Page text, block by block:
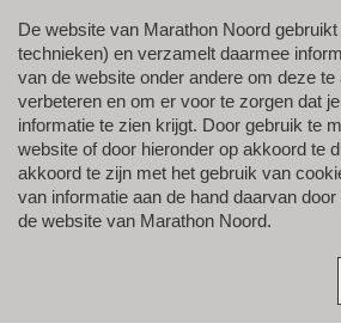
De website van Marathon Noord
technieken) en verzamelt daarmee
van de website onder andere om deze
verbeteren en om er voor te zorgen dat
informatie te zien krijgt. Door gebruik te
website of door hieronder op akkoord te
akkoord te zijn met het gebruik van
van informatie aan de hand daarvan
de website van Marathon Noord.